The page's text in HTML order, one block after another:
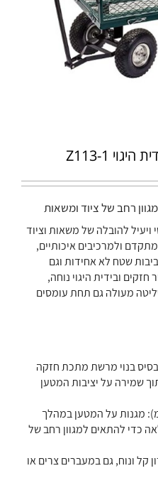
רחב של ציוד ומשאות
להובלה של משאות וציוד
ולמרכיבים איכותיים,
שטח לא אחידות וגם
4 גלגלי אוויר חזקים ובידית היגוי נוחה,
מעולה גם תחת עומסים
בנוי מרשת מתכת חזקה
שמירה על יציבות המטען
צד נשלפות (22 ס"מ): מגנות על המטען במהלך
כדי להתאים למגוון רחב של
קל ונוח, גם במעברים צרים או